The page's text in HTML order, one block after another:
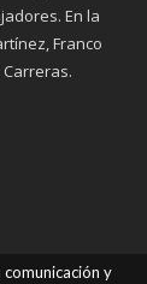
En la
Franco
comunicación y